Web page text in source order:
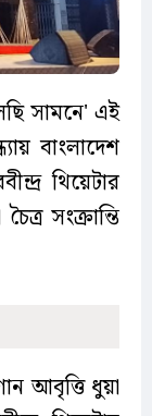
সামনে' এই
বাংলাদেশ
থিয়েটার
সংক্রান্তি
আবৃত্তি ধুয়া